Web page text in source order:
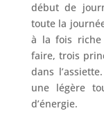
début de
toute la
à la fois
faire, trois
dans
une légère
d’énergie.